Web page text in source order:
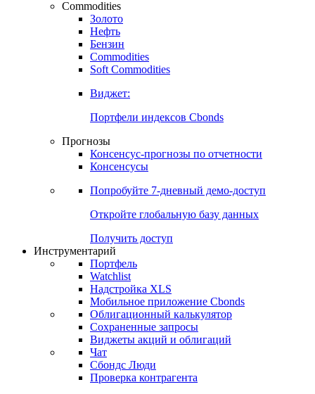
Commodities
Золото
Нефть
Бензин
Commodities
Soft Commodities
Виджет:
Портфели индексов Cbonds
Прогнозы
Консенсус-прогнозы по отчетности
Консенсусы
Попробуйте 7-дневный демо-доступ
Откройте глобальную базу данных
Получить доступ
Инструментарий
Портфель
Watchlist
Надстройка XLS
Мобильное приложение Cbonds
Облигационный калькулятор
Сохраненные запросы
Виджеты акций и облигаций
Чат
Сбондс Люди
Проверка контрагента